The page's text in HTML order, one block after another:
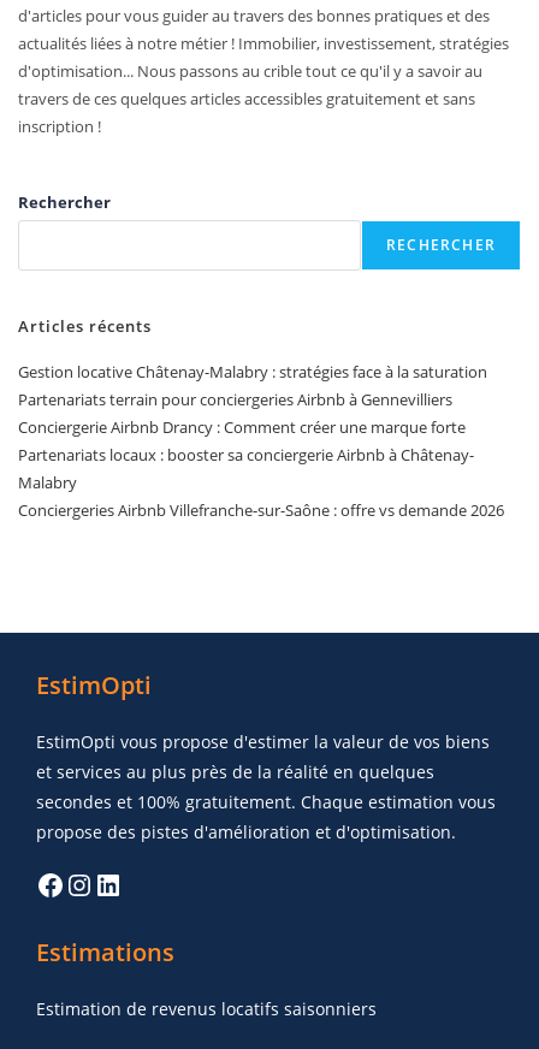
d'articles pour vous guider au travers des bonnes pratiques et des
actualités liées à notre métier ! Immobilier, investissement, stratégies
d'optimisation... Nous passons au crible tout ce qu'il y a savoir au
travers de ces quelques articles accessibles gratuitement et sans
inscription !
Rechercher
RECHERCHER
Articles récents
Gestion locative Châtenay-Malabry : stratégies face à la saturation
Partenariats terrain pour conciergeries Airbnb à Gennevilliers
Conciergerie Airbnb Drancy : Comment créer une marque forte
Partenariats locaux : booster sa conciergerie Airbnb à Châtenay-
Malabry
Conciergeries Airbnb Villefranche-sur-Saône : offre vs demande 2026
EstimOpti
EstimOpti vous propose d'estimer la valeur de vos biens
et services au plus près de la réalité en quelques
secondes et 100% gratuitement. Chaque estimation vous
propose des pistes d'amélioration et d'optimisation.
Estimations
Estimation de revenus locatifs saisonniers